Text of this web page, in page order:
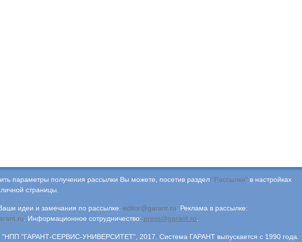
параметры получения рассылки Вы можете, посетив раздел "Рассылки" в настройках
страницы.
идеи и замечания по рассылке: editor@garant.ru
Реклама в рассылке:
Информационное сотрудничество: press@garant.ru
"ГАРАНТ-СЕРВИС-УНИВЕРСИТЕТ", 2017. Система ГАРАНТ выпускается с 1990 года.